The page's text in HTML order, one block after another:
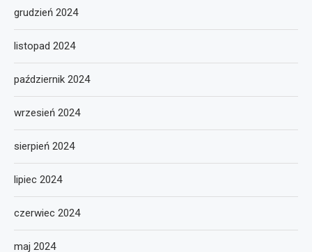
grudzień 2024
listopad 2024
październik 2024
wrzesień 2024
sierpień 2024
lipiec 2024
czerwiec 2024
maj 2024